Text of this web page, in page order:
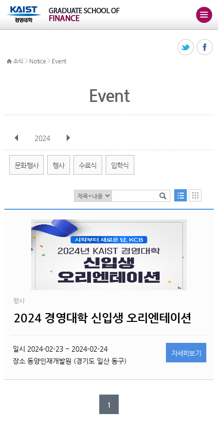
소식 > Notice > Event
Event
2024
전체 1월 2월 4월 5월 6월
문화행사 행사 수료식 입학식
행사
2024 경영대학 신입생 오리엔테이션
일시 2024-02-23 ~ 2024-02-24
장소 동양인재개발원 (경기도 일산 동구)
자세히보기
1